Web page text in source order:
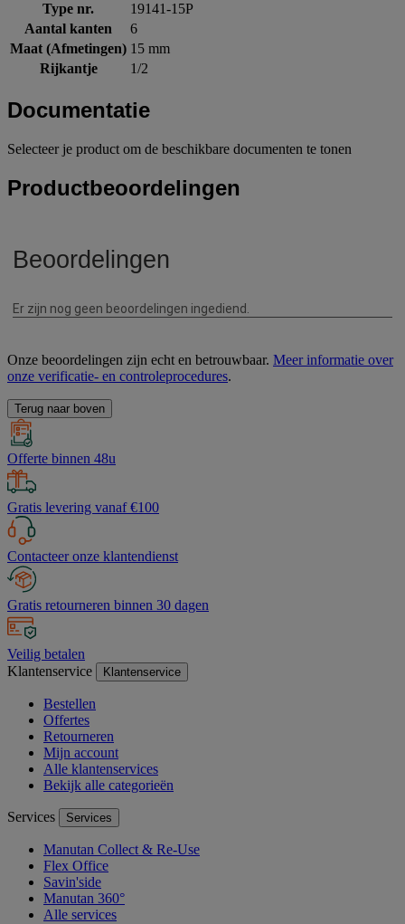
Type nr.
19141-15P
Aantal kanten
6
Maat (Afmetingen) 15 mm
Rijkantje
1/2
Documentatie
Selecteer je product om de beschikbare documenten te tonen
Productbeoordelingen
Onze beoordelingen zijn echt en betrouwbaar. Meer informatie over
onze verificatie- en controleprocedures.
Terug naar boven
Offerte binnen 48u
Gratis levering vanaf €100
Contacteer onze klantendienst
Gratis retourneren binnen 30 dagen
Veilig betalen
Klantenservice
Klantenservice
Bestellen
Offertes
Retourneren
Mijn account
Alle klantenservices
Bekijk alle categorieën
Services Services
Manutan Collect & Re-Use
Flex Office
Savin'side
Manutan 360°
Alle services